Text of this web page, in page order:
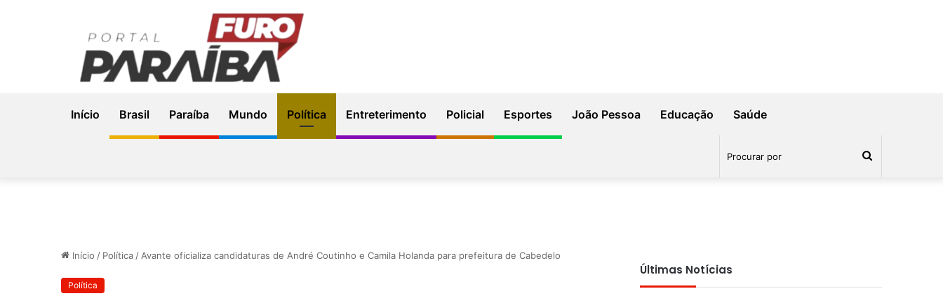
Início Brasil Paraíba Mundo Política Entreterimento Policial Esportes João Pessoa Educação Saúde
Início / Política / Avante oficializa candidaturas de André Coutinho e Camila Holanda para prefeitura de Cabedelo
Política
Últimas Notícias